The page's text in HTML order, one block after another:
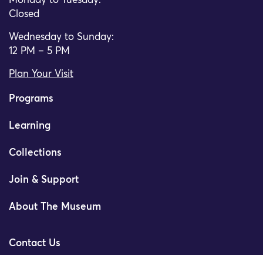
Closed
Wednesday to Sunday:
12 PM – 5 PM
Plan Your Visit
Programs
Learning
Collections
Join & Support
About The Museum
Contact Us